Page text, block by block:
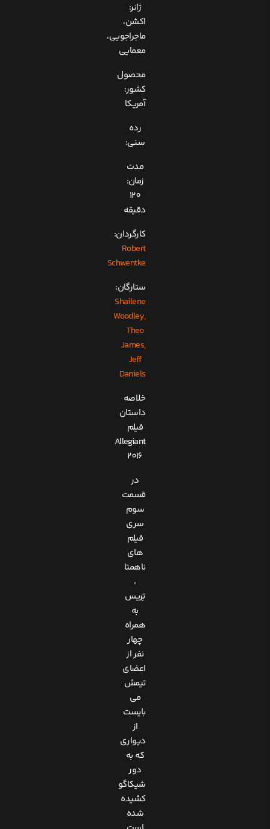
ژانر:
اکشن،
ماجراجویی،
معمایی
محصول
کشور:
آمریکا
رده
سنی:
مدت
زمان:
120
دقیقه
کارگردان:
Robert
Schwentke
ستارگان:
Shailene
Woodley,
Theo
James,
Jeff
Daniels
خلاصه
داستان
فیلم
Allegiant
2016
در
قسمت
سوم
سری
فیلم
های
ناهمتا
،
تِریس
به
همراه
چهار
نفر از
اعضای
تیمش
می
بایست
از
دیواری
که به
دور
شیکاگو
کشیده
شده